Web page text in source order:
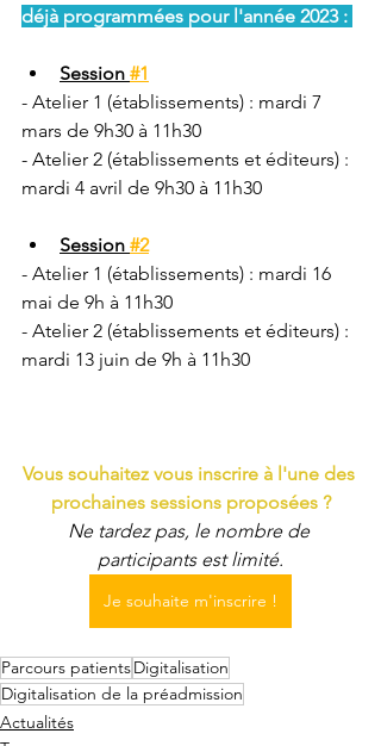
déjà programmées pour l'année 2023 :
Session #1
- Atelier 1 (établissements) : mardi 7
mars de 9h30 à 11h30
- Atelier 2 (établissements et éditeurs) :
mardi 4 avril de 9h30 à 11h30
Session #2
- Atelier 1 (établissements) : mardi 16
mai de 9h à 11h30
- Atelier 2 (établissements et éditeurs) :
mardi 13 juin de 9h à 11h30
Vous souhaitez vous inscrire à l'une des
prochaines sessions proposées ?
Ne tardez pas, le nombre de
participants est limité.
Je souhaite m'inscrire !
Parcours patientsDigitalisation
Digitalisation de la préadmission
Actualités